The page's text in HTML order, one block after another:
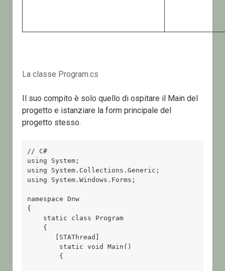
La classe Program.cs
Il suo compito è solo quello di ospitare il Main del
progetto e istanziare la form principale del
progetto stesso.
// C#
using System;
using System.Collections.Generic;
using System.Windows.Forms;
namespace Dnw
{